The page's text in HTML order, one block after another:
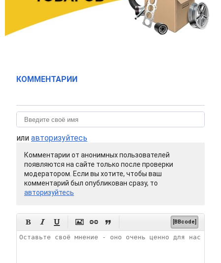
КОММЕНТАРИИ
или авторизуйтесь
Комментарии от анонимных пользователей
появляются на сайте только после проверки
модератором. Если вы хотите, чтобы ваш
комментарий был опубликован сразу, то
авторизуйтесь
      [BBcode]